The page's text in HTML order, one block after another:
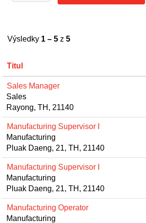
Výsledky 1 – 5 z 5
Titul
Sales Manager
Sales
Rayong, TH, 21140
Manufacturing Supervisor I
Manufacturing
Pluak Daeng, 21, TH, 21140
Manufacturing Supervisor I
Manufacturing
Pluak Daeng, 21, TH, 21140
Manufacturing Operator
Manufacturing